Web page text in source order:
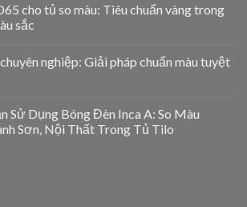
cho tủ so màu: Tiêu chuẩn vàng trong
sắc
nghiệp: Giải pháp chuẩn màu tuyệt
Sử Dụng Bóng Đèn Inca A: So Màu
Sơn, Nội Thất Trong Tủ Tilo